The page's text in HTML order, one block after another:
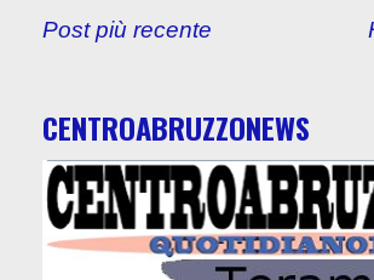
Post più recente
CENTROABRUZZONEWS